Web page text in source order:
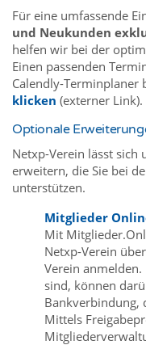
Für eine umfassende
und Neukunden
helfen wir bei der
Einen passenden
Calendly-Terminplaner
klicken (externer Link).
Optionale
Netxp-Verein lässt sich
erweitern, die Sie bei
unterstützen.
Mitglieder
Mit
Netxp-Verein
Verein
sind, können
Bankverbindung,
Mittels